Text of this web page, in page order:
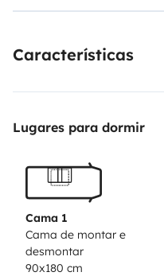
de confort pour vous
est déjà à bord, il vous
Características
Lugares para dormir
Cama 1
Cama de montar e
desmontar
90x180 cm